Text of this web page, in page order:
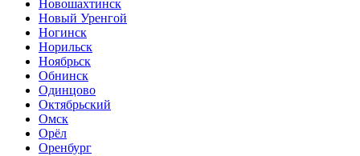
Новошахтинск
Новый Уренгой
Ногинск
Норильск
Ноябрьск
Обнинск
Одинцово
Октябрьский
Омск
Орёл
Оренбург